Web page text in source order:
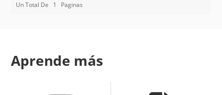
Un Total De 1 Paginas
Aprende más